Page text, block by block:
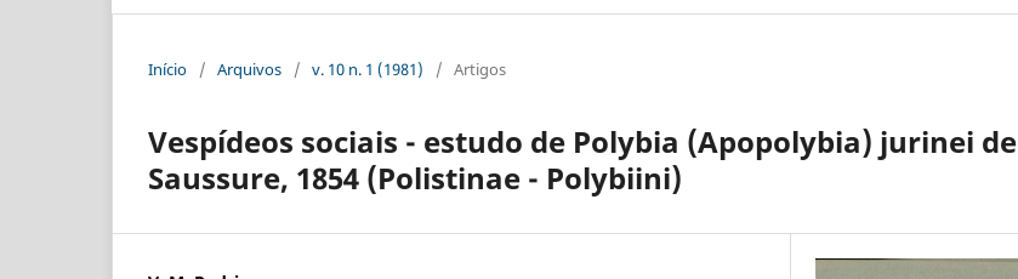
Início / Arquivos / v. 10 n. 1 (1981) / Artigos
Vespídeos sociais - estudo de Polybia (Apopolybia) jurinei de
Saussure, 1854 (Polistinae - Polybiini)